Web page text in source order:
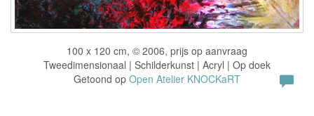
100 x 120 cm, © 2006, prijs op aanvraag
Tweedimensionaal | Schilderkunst | Acryl | Op doek
Getoond op Open Atelier KNOCKaRT